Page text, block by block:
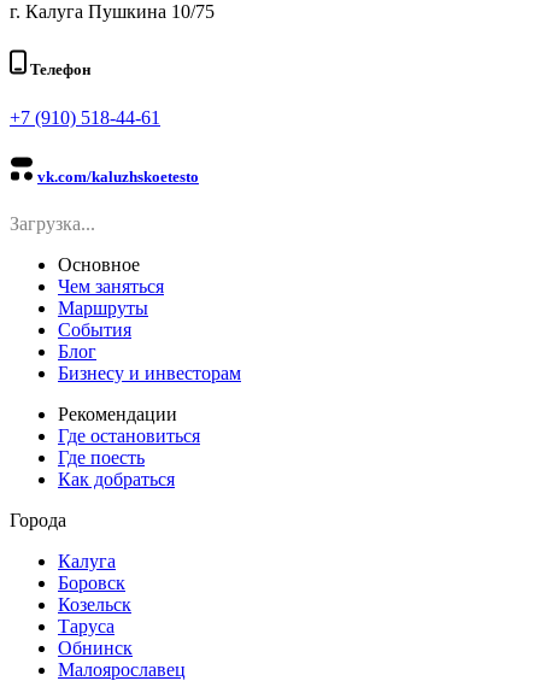
г. Калуга Пушкина 10/75
Телефон
+7 (910) 518-44-61
vk.com/kaluzhskoetesto
Загрузка...
Основное
Чем заняться
Маршруты
События
Блог
Бизнесу и инвесторам
Рекомендации
Где остановиться
Где поесть
Как добраться
Города
Калуга
Боровск
Козельск
Таруса
Обнинск
Малоярославец